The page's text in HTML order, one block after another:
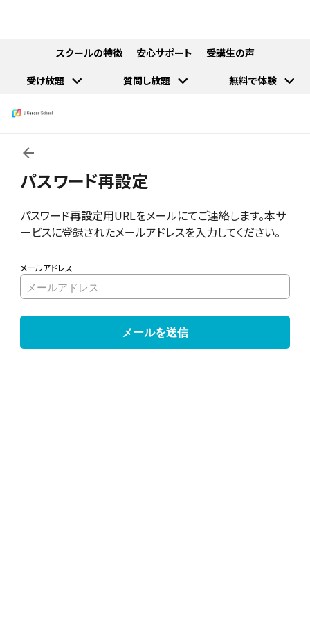
パスワード再設定
パスワード再設定用URLをメールにてご連絡します。本サ
ービスに登録されたメールアドレスを入力してください。
メールアドレス
スクールの特徴 安心サポート
受講生の声
受け放題
質問し放題 無料で体験